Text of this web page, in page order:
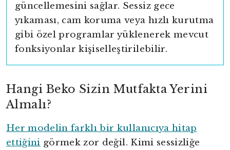
güncellemesini sağlar. Sessiz gece
yıkaması, cam koruma veya hızlı kurutma
gibi özel programlar yüklenerek mevcut
fonksiyonlar kişiselleştirilebilir.
Hangi Beko Sizin Mutfakta Yerini
Almalı?
Her modelin farklı bir kullanıcıya hitap
ettiğini görmek zor değil. Kimi sessizliğe